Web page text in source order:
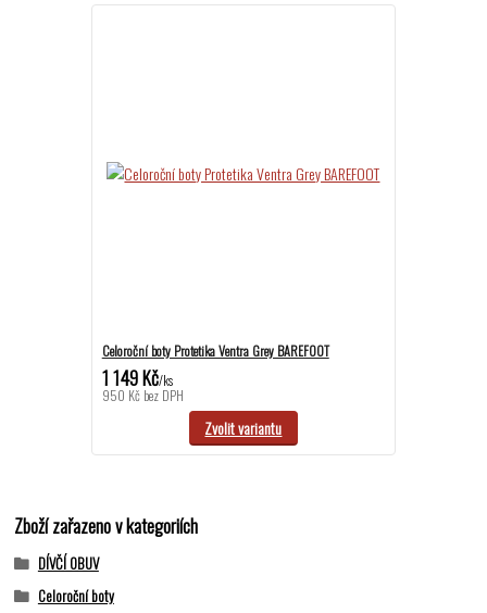
Celoroční boty Protetika Ventra Grey BAREFOOT
1 149 Kč/ks
950 Kč bez DPH
Zvolit variantu
Zboží zařazeno v kategoriích
DÍVČÍ OBUV
Celoroční boty